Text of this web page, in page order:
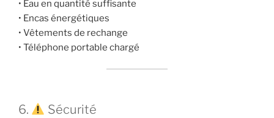
• Eau en quantité suffisante
• Encas énergétiques
• Vêtements de rechange
• Téléphone portable chargé
6. Sécurité